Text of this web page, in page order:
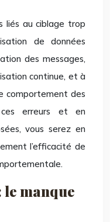
liés au ciblage trop
de données
des messages,
continue, et à
comportement des
ces erreurs et en
vous serez en
l’efficacité de
manque